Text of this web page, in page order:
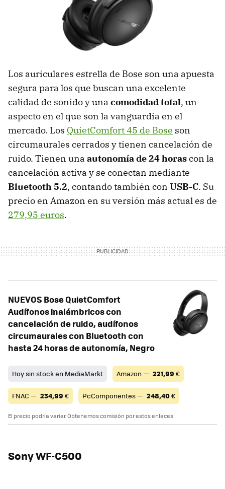
Los auriculares estrella de Bose son una apuesta
segura para los que buscan una excelente
calidad de sonido y una comodidad total, un
aspecto en el que son la vanguardia en el
mercado. Los QuietComfort 45 de Bose son
circumaurales cerrados y tienen cancelación de
ruido. Tienen una autonomía de 24 horascon la
cancelación activa y se conectan mediante
Bluetooth 5.2, contando también con USB-C. Su
precio en Amazon en su versión más actual es de
279,95 euros.
NUEVOS Bose QuietComfort
Audífonos inalámbricos con
cancelación de ruido, audífonos
circumaurales con Bluetooth con
hasta 24 horas de autonomía, Negro
Hoy sin stock en MediaMarkt Amazon — 221,99 €
FNAC — 234,99 € PcComponentes — 248,40€
El precio podría variar. Obtenemos comisión por estos enlaces
Sony WF-C500